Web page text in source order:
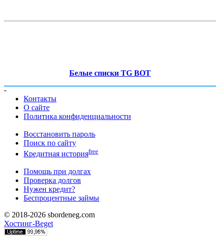
Белые списки TG BOT
-
Контакты
О сайте
Политика конфиденциальности
Восстановить пароль
Поиск по сайту
Кредитная историяfree
Помощь при долгах
Проверка долгов
Нужен кредит?
Беспроцентные займы
© 2018-2026 sbordeneg.com
Хостинг-Beget